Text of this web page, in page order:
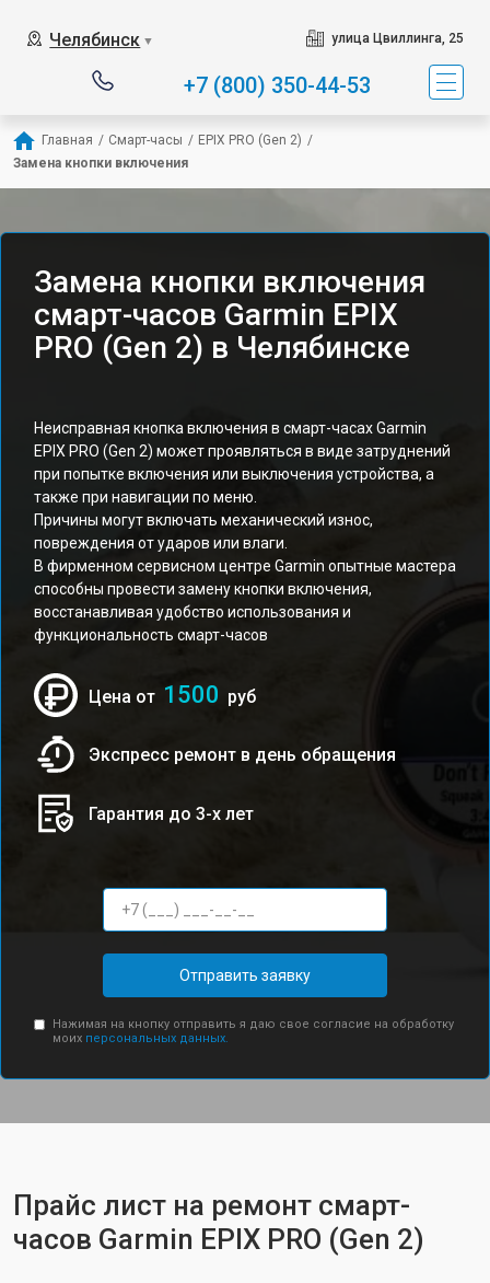
Челябинск ▼ улица Цвиллинга, 25
+7 (800) 350-44-53
Главная / Смарт-часы / EPIX PRO (Gen 2) /
Замена кнопки включения
Замена кнопки включения
смарт-часов Garmin EPIX
PRO (Gen 2) в Челябинске
Неисправная кнопка включения в смарт-часах Garmin
EPIX PRO (Gen 2) может проявляться в виде затруднений
при попытке включения или выключения устройства, а
также при навигации по меню.
Причины могут включать механический износ,
повреждения от ударов или влаги.
В фирменном сервисном центре Garmin опытные мастера
способны провести замену кнопки включения,
восстанавливая удобство использования и
функциональность смарт-часов
Цена от 1500 руб
Экспресс ремонт в день обращения
Гарантия до 3-х лет
Отправить заявку
Нажимая на кнопку отправить я даю свое согласие на обработку
моих персональных данных.
Прайс лист на ремонт смарт-
часов Garmin EPIX PRO (Gen 2)